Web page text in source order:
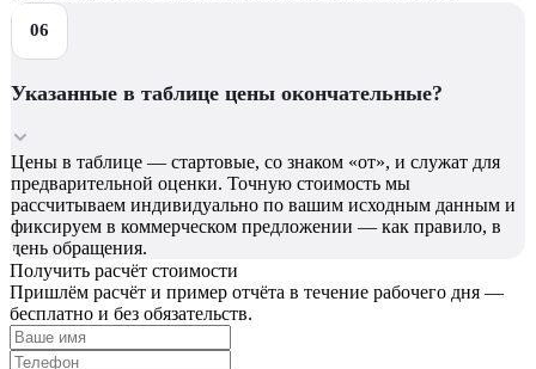
Указанные в таблице цены окончательные?
Цены в таблице — стартовые, со знаком «от», и служат для
предварительной оценки. Точную стоимость мы
рассчитываем индивидуально по вашим исходным данным и
фиксируем в коммерческом предложении — как правило, в
день обращения.
Получить расчёт стоимости
Пришлём расчёт и пример отчёта в течение рабочего дня —
бесплатно и без обязательств.